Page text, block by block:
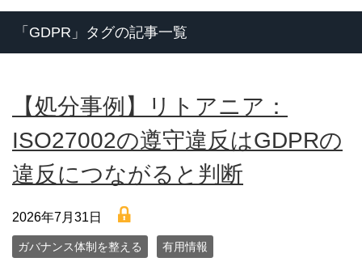
「GDPR」タグの記事一覧
【処分事例】リトアニア：
ISO27002の遵守違反はGDPRの
違反につながると判断
2026年7月31日 lock
ガバナンス体制を整える 有用情報